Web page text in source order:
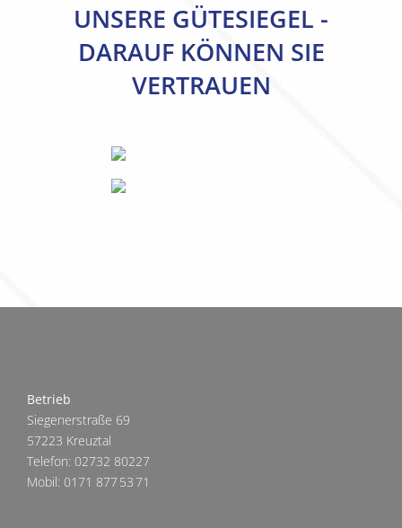
UNSERE GÜTESIEGEL -
DARAUF KÖNNEN SIE
VERTRAUEN
Betrieb
Siegenerstraße 69
57223 Kreuztal
Telefon: 02732 80227
Mobil: 0171 877 53 71